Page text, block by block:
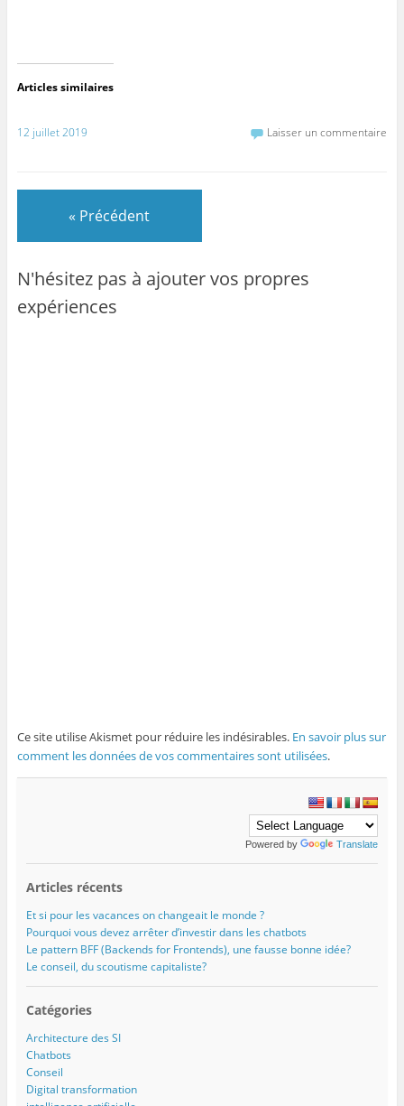
Articles similaires
12 juillet 2019 Laisser un commentaire
« Précédent
N'hésitez pas à ajouter vos propres
expériences
Ce site utilise Akismet pour réduire les indésirables. En savoir plus sur
comment les données de vos commentaires sont utilisées.
Powered by Translate
Articles récents
Et si pour les vacances on changeait le monde ?
Pourquoi vous devez arrêter d’investir dans les chatbots
Le pattern BFF (Backends for Frontends), une fausse bonne idée?
Le conseil, du scoutisme capitaliste?
Catégories
Architecture des SI
Chatbots
Conseil
Digital transformation